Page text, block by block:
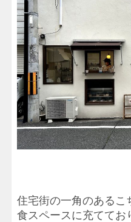
住宅街の一角のあるこ
食スペースに充ててお